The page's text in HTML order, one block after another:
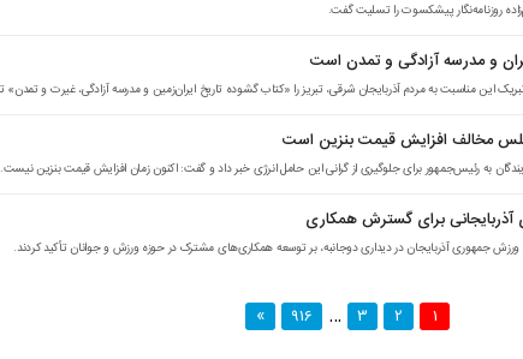
روزنامه‌نگار پیشکسوت را تسلیت گفت.
و مدرسه آزادگی و تمدن است
مخالف افزایش قیمت بنزین است
به رئیس‌جمهور برای جلوگیری از گرانی این حامل انرژی خبر داد و گفت: اکنون زمان افزایش قیمت بنزین نیست.
آذربایجانی برای گسترش همکاری
جمهوری آذربایجان در دیداری دوجانبه، بر توسعه همکاری‌های مشترک در حوزه ورزش و جوانان تأکید کردند.
1
2
3
…
916